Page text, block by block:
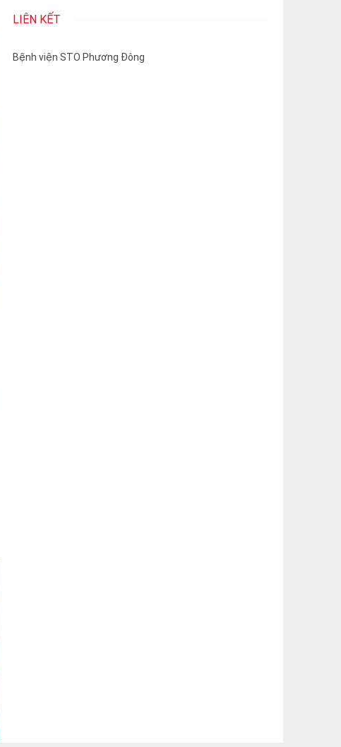
LIÊN KẾT
Bệnh viện STO Phương Đông